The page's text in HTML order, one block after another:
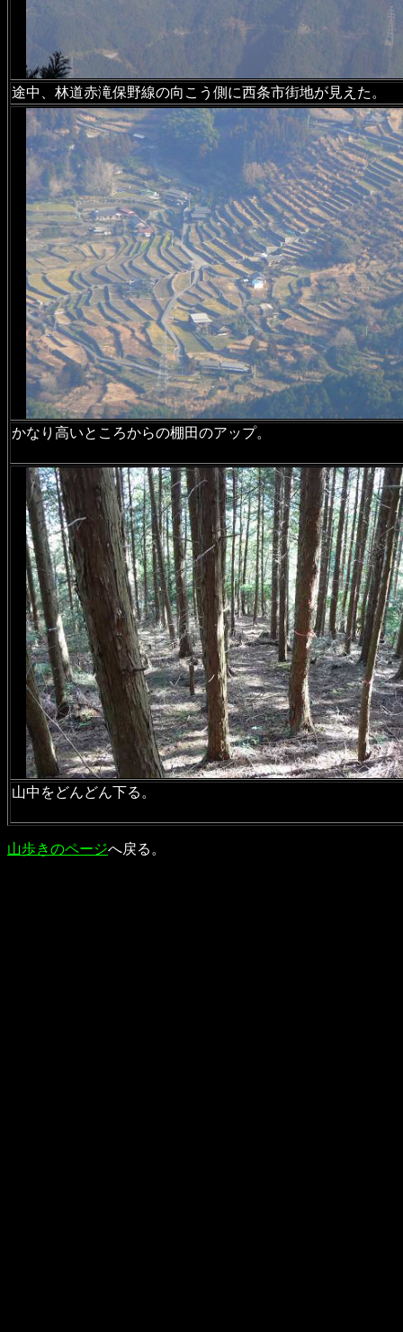
途中、林道赤滝保野線の向こう側に西条市街地が見えた。
かなり高いところからの棚田のアップ。
山中をどんどん下る。
山歩きのページへ戻る。